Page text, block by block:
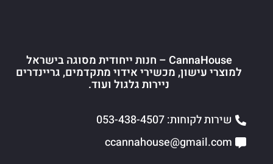
CannaHouse – חנות ייחודית מסוגה בישראל
למוצרי עישון, מכשירי אידוי מתקדמים, גריינדרים
ניירות גלגול ועוד.
שירות לקוחות: 053-438-4507
ccannahouse@gmail.com